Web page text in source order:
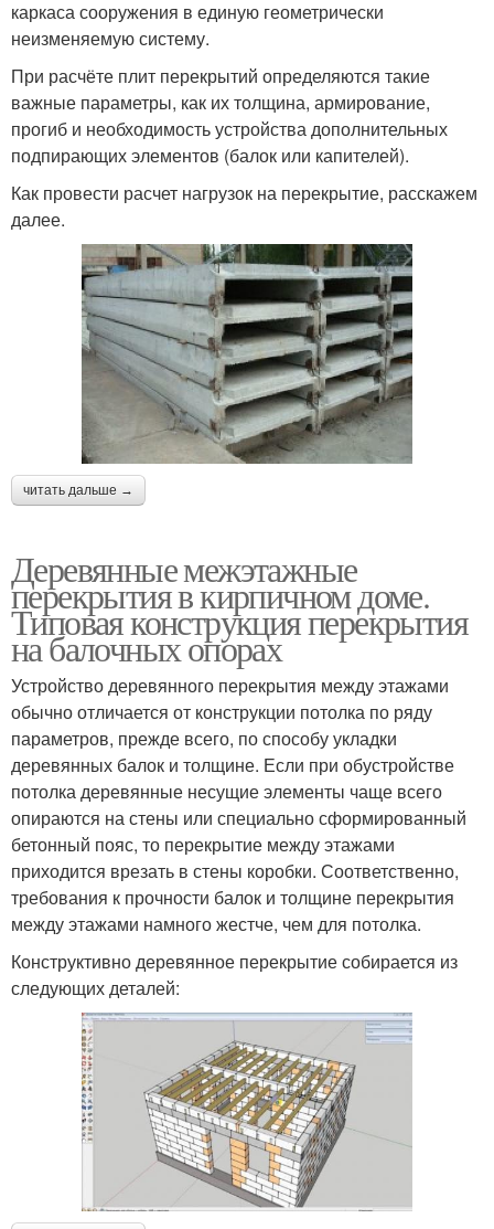
каркаса сооружения в единую геометрически
неизменяемую систему.
При расчёте плит перекрытий определяются такие
важные параметры, как их толщина, армирование,
прогиб и необходимость устройства дополнительных
подпирающих элементов (балок или капителей).
Как провести расчет нагрузок на перекрытие, расскажем
далее.
читать дальше →
Деревянные межэтажные
перекрытия в кирпичном доме.
Типовая конструкция перекрытия
на балочных опорах
Устройство деревянного перекрытия между этажами
обычно отличается от конструкции потолка по ряду
параметров, прежде всего, по способу укладки
деревянных балок и толщине. Если при обустройстве
потолка деревянные несущие элементы чаще всего
опираются на стены или специально сформированный
бетонный пояс, то перекрытие между этажами
приходится врезать в стены коробки. Соответственно,
требования к прочности балок и толщине перекрытия
между этажами намного жестче, чем для потолка.
Конструктивно деревянное перекрытие собирается из
следующих деталей: